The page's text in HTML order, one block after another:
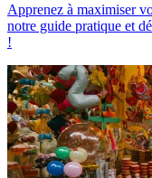
Apprenez à maximiser
notre guide pratique et
!